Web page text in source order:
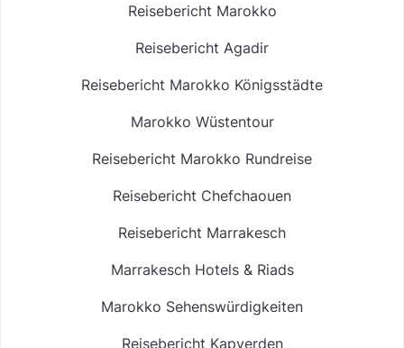
Reisebericht Marokko
Reisebericht Agadir
Reisebericht Marokko Königsstädte
Marokko Wüstentour
Reisebericht Marokko Rundreise
Reisebericht Chefchaouen
Reisebericht Marrakesch
Marrakesch Hotels & Riads
Marokko Sehenswürdigkeiten
Reisebericht Kapverden